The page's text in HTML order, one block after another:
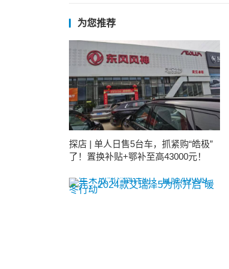
为您推荐
探店 | 单人日售5台车，抓紧购“皓极”
了！置换补贴+鄂补至高43000元！